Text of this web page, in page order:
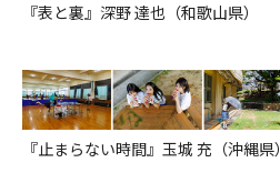
『表と裏』深野 達也（和歌山県）
『止まらない時間』玉城 充（沖縄県）